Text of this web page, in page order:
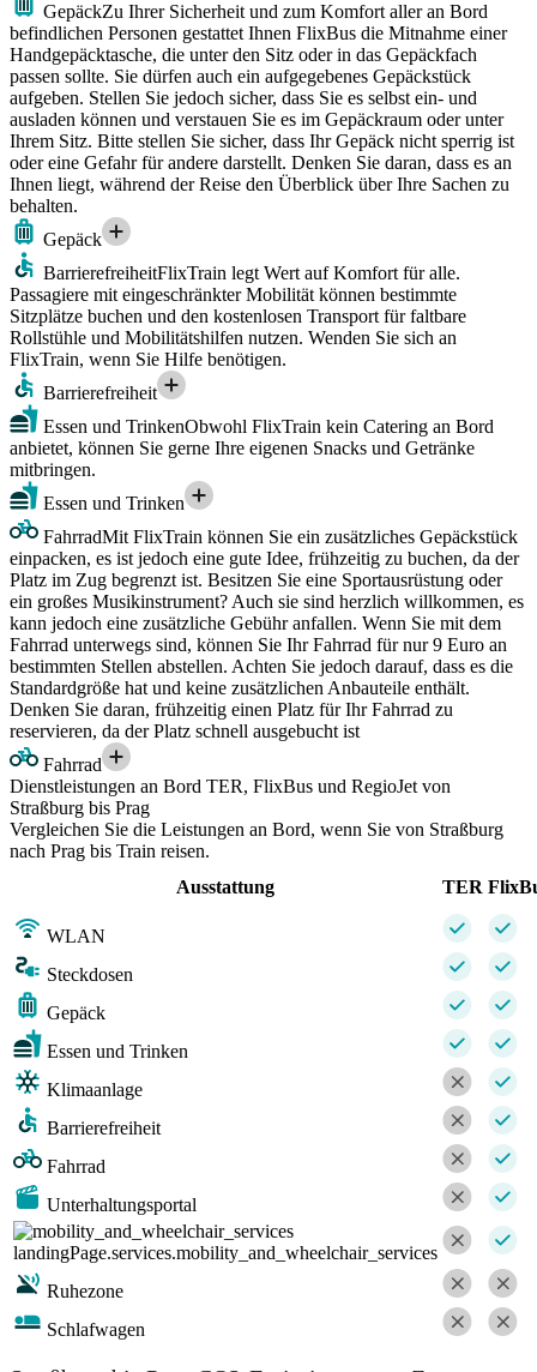
GepäckZu Ihrer Sicherheit und zum Komfort aller an Bord
befindlichen Personen gestattet Ihnen FlixBus die Mitnahme einer
Handgepäcktasche, die unter den Sitz oder in das Gepäckfach
passen sollte. Sie dürfen auch ein aufgegebenes Gepäckstück
aufgeben. Stellen Sie jedoch sicher, dass Sie es selbst ein- und
ausladen können und verstauen Sie es im Gepäckraum oder unter
Ihrem Sitz. Bitte stellen Sie sicher, dass Ihr Gepäck nicht sperrig ist
oder eine Gefahr für andere darstellt. Denken Sie daran, dass es an
Ihnen liegt, während der Reise den Überblick über Ihre Sachen zu
behalten.
Gepäck
BarrierefreiheitFlixTrain legt Wert auf Komfort für alle.
Passagiere mit eingeschränkter Mobilität können bestimmte
Sitzplätze buchen und den kostenlosen Transport für faltbare
Rollstühle und Mobilitätshilfen nutzen. Wenden Sie sich an
FlixTrain, wenn Sie Hilfe benötigen.
Barrierefreiheit
Essen und TrinkenObwohl FlixTrain kein Catering an Bord
anbietet, können Sie gerne Ihre eigenen Snacks und Getränke
mitbringen.
Essen und Trinken
FahrradMit FlixTrain können Sie ein zusätzliches Gepäckstück
einpacken, es ist jedoch eine gute Idee, frühzeitig zu buchen, da der
Platz im Zug begrenzt ist. Besitzen Sie eine Sportausrüstung oder
ein großes Musikinstrument? Auch sie sind herzlich willkommen, es
kann jedoch eine zusätzliche Gebühr anfallen. Wenn Sie mit dem
Fahrrad unterwegs sind, können Sie Ihr Fahrrad für nur 9 Euro an
bestimmten Stellen abstellen. Achten Sie jedoch darauf, dass es die
Standardgröße hat und keine zusätzlichen Anbauteile enthält.
Denken Sie daran, frühzeitig einen Platz für Ihr Fahrrad zu
reservieren, da der Platz schnell ausgebucht ist
Fahrrad
Dienstleistungen an Bord TER, FlixBus und RegioJet von
Straßburg bis Prag
Vergleichen Sie die Leistungen an Bord, wenn Sie von Straßburg
nach Prag bis Train reisen.
Ausstattung
TER
WLAN
Steckdosen
Gepäck
Essen und Trinken
Klimaanlage
Barrierefreiheit
Fahrrad
Unterhaltungsportal
landingPage.services.mobility_and_wheelchair_services
Ruhezone
Schlafwagen